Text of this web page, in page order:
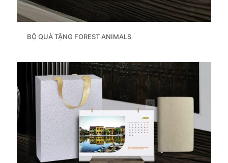
BỘ QUÀ TẶNG FOREST ANIMALS